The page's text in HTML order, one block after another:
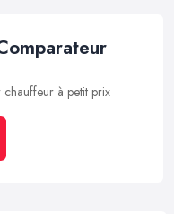
à petit prix